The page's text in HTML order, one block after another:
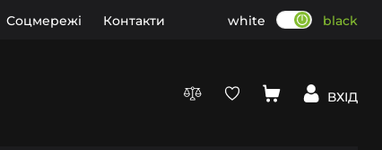
Соцмережі Контакти white black
ВХІД